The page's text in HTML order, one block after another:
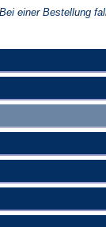
einer Bestellung